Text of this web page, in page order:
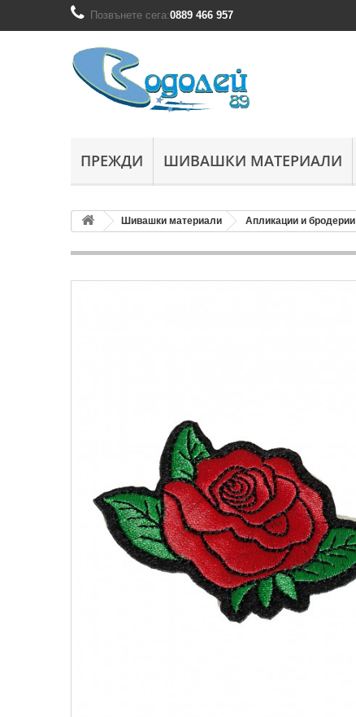
Позвънете сега:0889 466 957
ПРЕЖДИ ШИВАШКИ МАТЕРИАЛИ
Шивашки материали Апликации и бродерии